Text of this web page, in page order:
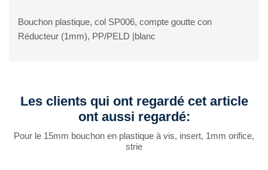
Bouchon plastique, col SP006, compte goutte con
Réducteur (1mm), PP/PELD |blanc
Les clients qui ont regardé cet article
ont aussi regardé:
Pour le 15mm bouchon en plastique à vis, insert, 1mm orifice,
strie